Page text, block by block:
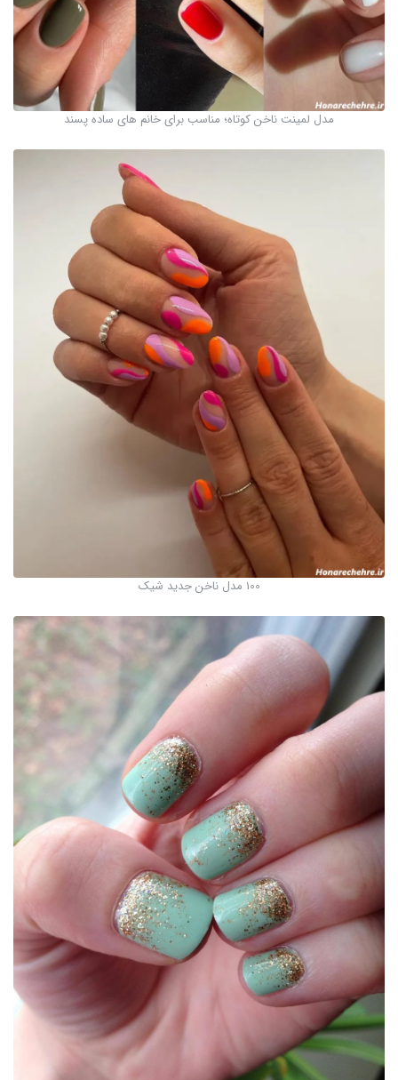
مدل لمینت ناخن کوتاه؛ مناسب برای خانم های ساده پسند
100 مدل ناخن جدید شیک